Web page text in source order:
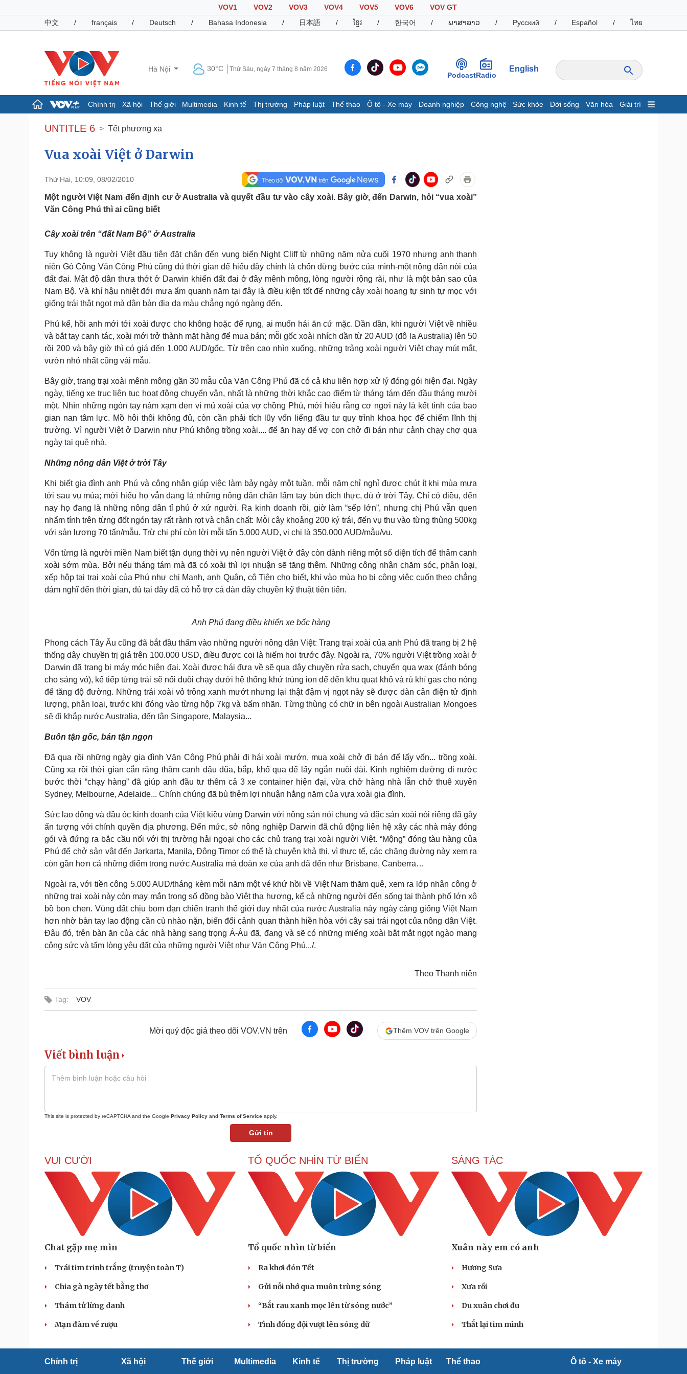
VOV1 VOV2 VOV3 VOV4 VOV5 VOV6
VOV GT
中文
/ français / Deutsch / Bahasa Indonesia / 日本語 / ខ្មែរ / 한국어 / ພາສາລາວ / Русский / Español / ไทย
Hà Nội 30°C Thứ Sáu, ngày 7 tháng 8 năm 2026
PodcastRadio
English
Chính trị Xã hội Thế giới Multimedia Kinh tế Thị trường Pháp luật Thể thao Ô tô - Xe máy Doanh nghiệp Công nghệ Sức khỏe Đời sống Văn hóa Giải trí
Chính trị
Tổ chức nhân sự
Quốc hội
Xã hội
Dự báo thời tiết
Giáo dục
Biển đảo
Infographic
Pháp luật
Tin nóng
Quân sự - Quốc phòng
Việt Nam
eSports
Hậu trường
Vì cộng đồng
Dinh dưỡng - món ngon
Cây thuốc
Sản phụ khoa
Nhi khoa
Nam khoa
Làm đẹp - giảm cân
Phòng mạch online
Nhà đẹp
Blog
Tình yêu - Gia đình
Văn hóa
Sân khấu - Điện ảnh
Văn học
Âm nhạc
Di sản
Giải trí
Nghệ sĩ
Sao Việt
check-in
Cải chính
UNTITLE 6 Tết phương xa
Vua xoài Việt ở Darwin
Thứ Hai, 10:09, 08/02/2010
Một người Việt Nam đến định cư ở Australia và quyết đầu tư vào cây xoài. Bây giờ, đến Darwin, hỏi “vua xoài”
Văn Công Phú thì ai cũng biết
Cây xoài trên “đất Nam Bộ” ở Australia
Tuy không là người Việt đầu tiên đặt chân đến vụng biển Night Cliff từ những năm nửa cuối 1970 nhưng anh thanh
niên Gò Công Văn Công Phú cũng đủ thời gian để hiểu đây chính là chốn dừng bước của mình-một nông dân nòi của
đất đai. Mật độ dân thưa thớt ở Darwin khiến đất đai ở đây mênh mông, lòng người rộng rãi, như là một bản sao của
Nam Bộ. Và khí hậu nhiệt đới mưa ẩm quanh năm tại đây là điều kiện tốt để những cây xoài hoang tự sinh tự mọc với
giống trái thật ngọt mà dân bản địa da màu chẳng ngó ngàng đến.
Phú kể, hồi anh mới tới xoài được cho không hoặc để rụng, ai muốn hái ăn cứ mặc. Dần dần, khi người Việt về nhiều
và bắt tay canh tác, xoài mới trở thành mặt hàng để mua bán; mỗi gốc xoài nhích dần từ 20 AUD (đô la Australia) lên 50
rồi 200 và bây giờ thì có giá đến 1.000 AUD/gốc. Từ trên cao nhìn xuống, những trảng xoài người Việt chạy mút mắt,
vườn nhỏ nhất cũng vài mẫu.
Bây giờ, trang trại xoài mênh mông gần 30 mẫu của Văn Công Phú đã có cả khu liên hợp xử lý đóng gói hiện đại. Ngày
ngày, tiếng xe trục liên tục hoạt động chuyển vận, nhất là những thời khắc cao điểm từ tháng tám đến đầu tháng mười
một. Nhìn những ngón tay nám xạm đen vì mủ xoài của vợ chồng Phú, mới hiểu rằng cơ ngơi này là kết tinh của bao
gian nan tâm lực. Mồ hôi thôi không đủ, còn cần phải tích lũy vốn liếng đầu tư quy trình khoa học để chiếm lĩnh thị
trường. Vì người Việt ở Darwin như Phú không trồng xoài.... để ăn hay để vợ con chở đi bán như cảnh chạy chợ qua
ngày tại quê nhà.
Những nông dân Việt ở trời Tây
Khi biết gia đình anh Phú và công nhân giúp việc làm bảy ngày một tuần, mỗi năm chỉ nghỉ được chút ít khi mùa mưa
tới sau vụ mùa; mới hiểu họ vẫn đang là những nông dân chân lấm tay bùn đích thực, dù ở trời Tây. Chỉ có điều, đến
nay họ đang là những nông dân tỉ phú ở xứ người. Ra kinh doanh rồi, giờ làm “sếp lớn”, nhưng chị Phú vẫn quen
nhẩm tính trên từng đốt ngón tay rất rành rọt và chân chất: Mỗi cây khoảng 200 ký trái, đến vụ thu vào từng thùng 500kg
với sản lượng 70 tấn/mẫu. Trừ chi phí còn lời mỗi tấn 5.000 AUD, vị chi là 350.000 AUD/mẫu/vụ.
Vốn từng là người miền Nam biết tận dụng thời vụ nên người Việt ở đây còn dành riêng một số diện tích để thâm canh
xoài sớm mùa. Bởi nếu tháng tám mà đã có xoài thì lợi nhuận sẽ tăng thêm. Những công nhân chăm sóc, phân loại,
xếp hộp tại trại xoài của Phú như chị Mạnh, anh Quân, cô Tiên cho biết, khi vào mùa họ bị công việc cuốn theo chẳng
dám nghĩ đến thời gian, dù tại đây đã có hỗ trợ cả dàn dây chuyền kỹ thuật tiên tiến.
Anh Phú đang điều khiển xe bốc hàng
Phong cách Tây Âu cũng đã bắt đầu thấm vào những người nông dân Việt: Trang trại xoài của anh Phú đã trang bị 2 hệ
thống dây chuyền trị giá trên 100.000 USD, điều được coi là hiếm hoi trước đây. Ngoài ra, 70% người Việt trồng xoài ở
Darwin đã trang bị máy móc hiện đại. Xoài được hái đưa về sẽ qua dây chuyền rửa sạch, chuyển qua wax (đánh bóng
cho sáng vỏ), kế tiếp từng trái sẽ nối đuôi chạy dưới hệ thống khử trùng ion để đến khu quạt khô và rú khí gas cho nóng
để tăng độ đường. Những trái xoài vỏ trông xanh mướt nhưng lại thật đậm vị ngọt này sẽ được dàn cân điện tử định
lượng, phân loại, trước khi đóng vào từng hộp 7kg và bấm nhãn. Từng thùng có chữ in bên ngoài Australian Mongoes
sẽ đi khắp nước Australia, đến tận Singapore, Malaysia...
Buôn tận gốc, bán tận ngọn
Đã qua rồi những ngày gia đình Văn Công Phú phải đi hái xoài mướn, mua xoài chở đi bán để lấy vốn... trồng xoài.
Cũng xa rồi thời gian cắn răng thâm canh đậu đũa, bắp, khổ qua để lấy ngắn nuôi dài. Kinh nghiệm đường đi nước
bước thời “chạy hàng” đã giúp anh đầu tư thêm cả 3 xe container hiện đại, vừa chở hàng nhà lẫn chở thuê xuyên
Sydney, Melbourne, Adelaide... Chính chúng đã bù thêm lợi nhuận hằng năm của vựa xoài gia đình.
Sức lao động và đầu óc kinh doanh của Việt kiều vùng Darwin với nông sản nói chung và đặc sản xoài nói riêng đã gây
ấn tượng với chính quyền địa phương. Đến mức, sở nông nghiệp Darwin đã chủ động liên hệ xây các nhà máy đóng
gói và đứng ra bắc cầu nối với thị trường hải ngoại cho các chủ trang trại xoài người Việt. “Mộng” đóng tàu hàng của
Phú để chở sản vật đến Jarkarta, Manila, Đông Timor có thể là chuyện khả thi, vì thực tế, các chặng đường này xem ra
còn gần hơn cả những điểm trong nước Australia mà đoàn xe của anh đã đến như Brisbane, Canberra…
Ngoài ra, với tiền công 5.000 AUD/tháng kèm mỗi năm một vé khứ hồi về Việt Nam thăm quê, xem ra lớp nhân công ở
những trại xoài này còn may mắn trong số đồng bào Việt tha hương, kể cả những người đến sống tại thành phố lớn xô
bồ bon chen. Vùng đất chịu bom đạn chiến tranh thế giới duy nhất của nước Australia này ngày càng giống Việt Nam
hơn nhờ bàn tay lao động cần cù nhào nặn, biến đổi cảnh quan thành hiền hòa với cây sai trái ngọt của nông dân Việt.
Đâu đó, trên bàn ăn của các nhà hàng sang trọng Á-Âu đã, đang và sẽ có những miếng xoài bắt mắt ngọt ngào mang
công sức và tấm lòng yêu đất của những người Việt như Văn Công Phú.../.
Theo Thanh niên
Tag: VOV
Mời quý độc giả theo dõi VOV.VN trên Thêm VOV trên Google
Viết bình luận
This site is protected by reCAPTCHA and the Google Privacy Policy and Terms of Service apply.
Gửi tin
VUI CƯỜI
Chat gặp mẹ mìn
Trái tim trinh trắng (truyện toàn T)
Chia gà ngày tết bằng thơ
Thám tử lừng danh
Mạn đàm về rượu
TỔ QUỐC NHÌN TỪ BIỂN
Tổ quốc nhìn từ biển
Ra khơi đón Tết
Gửi nỗi nhớ qua muôn trùng sóng
“Bắt rau xanh mọc lên từ sóng nước”
Tình đồng đội vượt lên sóng dữ
SÁNG TÁC
Xuân này em có anh
Hương Sưa
Xưa rồi
Du xuân chơi đu
Thắt lại tim mình
Chính trị Xã hội Thế giới Multimedia Kinh tế Thị trường Pháp luật Thể thao Ô tô - Xe máy